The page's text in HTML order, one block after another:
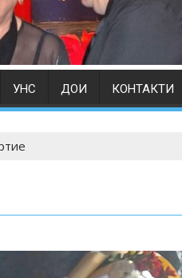
УНС ДОИ КОНТАКТИ